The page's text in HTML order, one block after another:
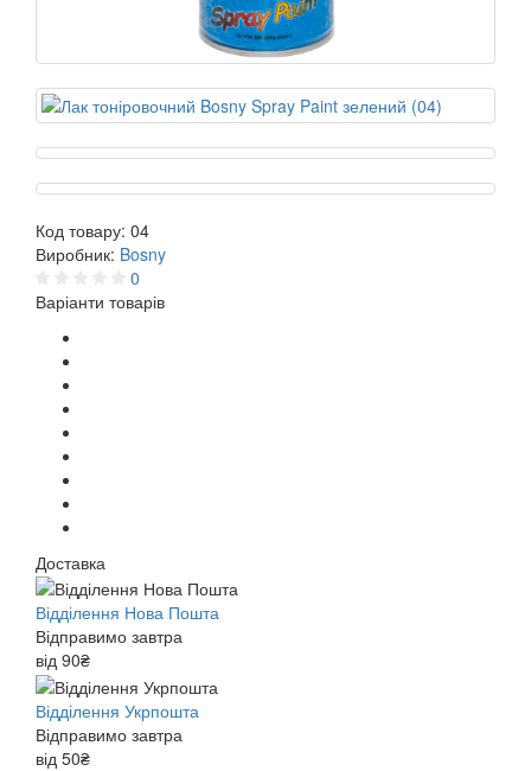
Код товару: 04
Виробник: Bosny
0
Варіанти товарів
Доставка
Відділення Нова Пошта
Відправимо завтра
від 90₴
Відділення Укрпошта
Відправимо завтра
від 50₴